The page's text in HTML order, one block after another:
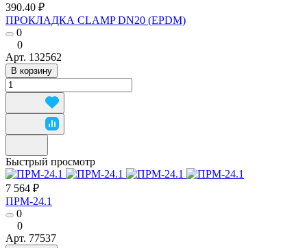
390.40 ₽
ПРОКЛАДКА CLAMP DN20 (EPDM)
0
0
Арт. 132562
В корзину
Быстрый просмотр
7 564 ₽
ПРМ-24.1
0
0
Арт. 77537